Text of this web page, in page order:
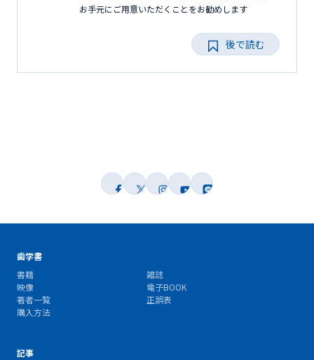
お手元にご用意いただくことをお勧めします
後で読む
歯学書
書籍
雑誌
映像
電子BOOK
著者一覧
正誤表
購入方法
記事